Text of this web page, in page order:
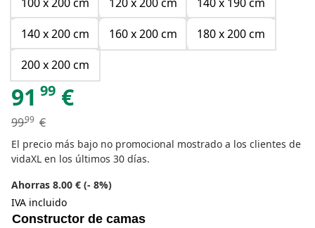
140 x 200 cm
160 x 200 cm
180 x 200 cm
200 x 200 cm
91 99 €
9999 €
El precio más bajo no promocional mostrado a los clientes de
vidaXL en los últimos 30 días.
Ahorras 8.00 € (- 8%)
IVA incluido